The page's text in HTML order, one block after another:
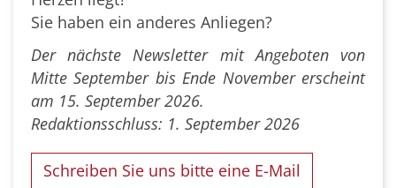
Sie haben ein anderes Anliegen?
Der nächste Newsletter mit Angeboten von
Mitte September bis Ende November erscheint
am 15. September 2026.
Redaktionsschluss: 1. September 2026
Schreiben Sie uns bitte eine E-Mail